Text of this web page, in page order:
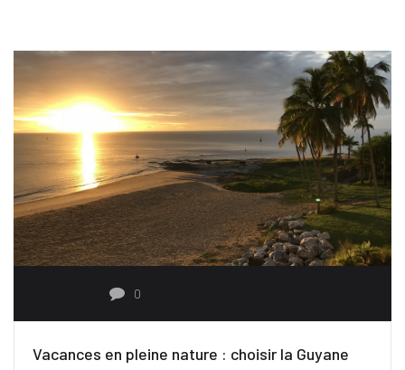
0
Vacances en pleine nature : choisir la Guyane